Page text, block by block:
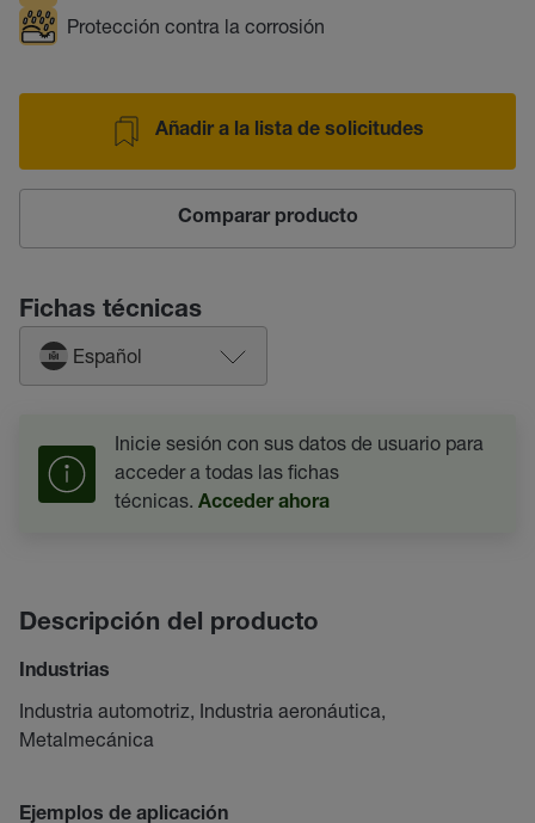
Protección contra la corrosión
Añadir a la lista de solicitudes
Comparar producto
Fichas técnicas
Español
Inicie sesión con sus datos de usuario para
acceder a todas las fichas
técnicas. Acceder ahora
Descripción del producto
Industrias
Industria automotriz, Industria aeronáutica,
Metalmecánica
Ejemplos de aplicación